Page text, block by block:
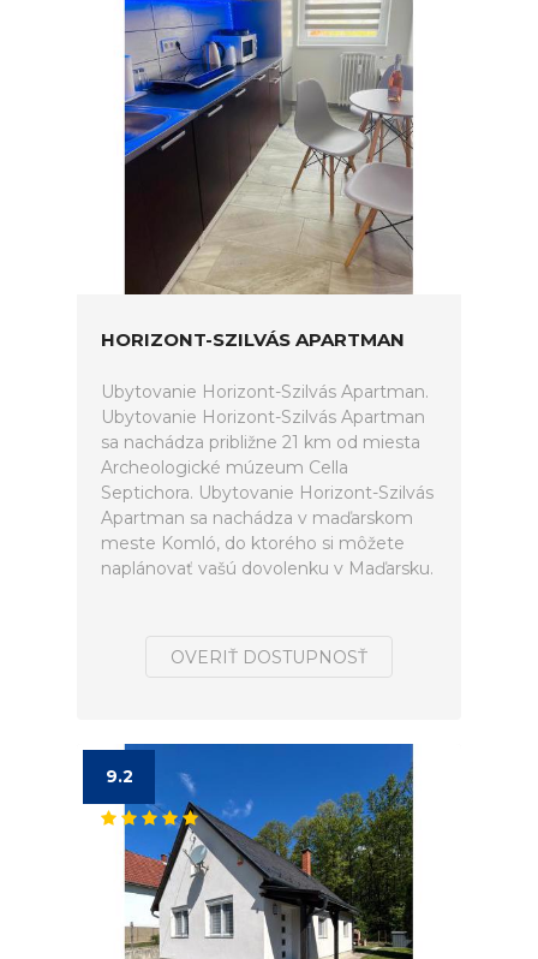
HORIZONT-SZILVÁS APARTMAN
Ubytovanie Horizont-Szilvás Apartman.
Ubytovanie Horizont-Szilvás Apartman
sa nachádza približne 21 km od miesta
Archeologické múzeum Cella
Septichora. Ubytovanie Horizont-Szilvás
Apartman sa nachádza v maďarskom
meste Komló, do ktorého si môžete
naplánovať vašú dovolenku v Maďarsku.
OVERIŤ DOSTUPNOSŤ
9.2